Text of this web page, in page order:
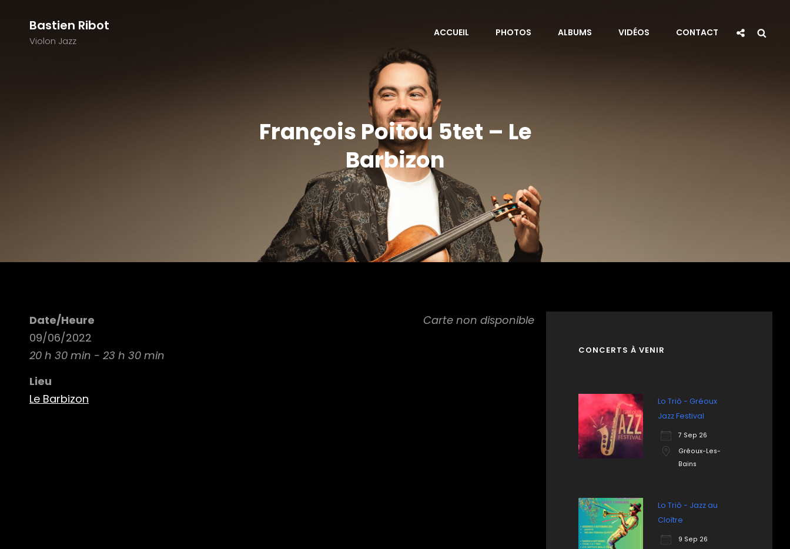
Bastien Ribot
Violon Jazz
ACCUEIL PHOTOS ALBUMS VIDÉOS CONTACT Social
Share
François Poitou 5tet – Le
Barbizon
Carte non disponible
Date/Heure
09/06/2022
20 h 30 min - 23 h 30 min
Lieu
Le Barbizon
CONCERTS À VENIR
Lo Triò - Gréoux
Jazz Festival
7 Sep 26
Gréoux-Les-
Bains
Lo Triò - Jazz au
Cloître
9 Sep 26